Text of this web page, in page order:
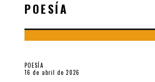
POESÍA
POESÍA
16 de abril de 2026